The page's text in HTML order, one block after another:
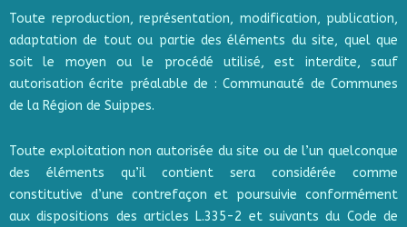
Toute reproduction, représentation, modification, publication,
adaptation de tout ou partie des éléments du site, quel que
soit le moyen ou le procédé utilisé, est interdite, sauf
autorisation écrite préalable de : Communauté de Communes
de la Région de Suippes.
Toute exploitation non autorisée du site ou de l’un quelconque
des éléments qu’il contient sera considérée comme
constitutive d’une contrefaçon et poursuivie conformément
aux dispositions des articles L.335-2 et suivants du Code de